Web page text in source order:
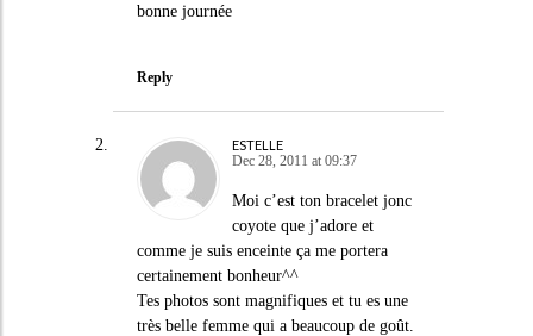
bonne journée
Reply
ESTELLE
Dec 28, 2011 at 09:37
Moi c’est ton bracelet jonc
coyote que j’adore et
comme je suis enceinte ça me portera
certainement bonheur^^
Tes photos sont magnifiques et tu es une
très belle femme qui a beaucoup de goût.